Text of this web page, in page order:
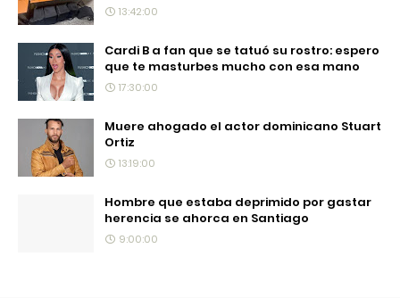
13:42:00
Cardi B a fan que se tatuó su rostro: espero
que te masturbes mucho con esa mano
17:30:00
Muere ahogado el actor dominicano Stuart
Ortiz
13:19:00
Hombre que estaba deprimido por gastar
herencia se ahorca en Santiago
9:00:00